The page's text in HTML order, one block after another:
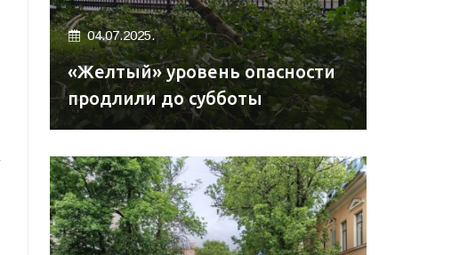
04.07.2025.
«Желтый» уровень опасности
продлили до субботы